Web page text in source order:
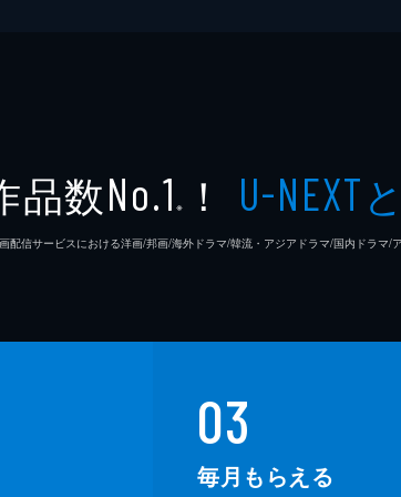
品数No.1 ※ ！ U-NEXT
信サービスにおける洋画/邦画/海外ドラマ/韓流・アジアドラマ/国内ドラマ/
03
毎月もらえる